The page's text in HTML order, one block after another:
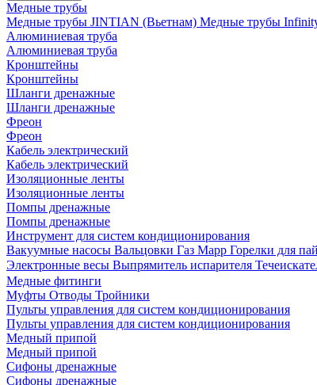
Медные трубы
Медные трубы JINTIAN (Вьетнам) Медные трубы
Алюминиевая труба
Алюминиевая труба
Кронштейны
Кронштейны
Шланги дренажные
Шланги дренажные
Фреон
Фреон
Кабель электрический
Кабель электрический
Изоляционные ленты
Изоляционные ленты
Помпы дренажные
Помпы дренажные
Инструмент для систем кондиционирования
Вакуумные насосы Вальцовки Газ Mapp Горелки для
Электронные весы Выпрямитель испарителя
Медные фитинги
Муфты Отводы Тройники
Пульты управления для систем кондиционирования
Пульты управления для систем кондиционирования
Медный припой
Медный припой
Сифоны дренажные
Сифоны дренажные